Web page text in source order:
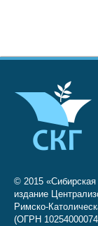
© 2015 «Сибирская
издание
Римско-
(ОГРН